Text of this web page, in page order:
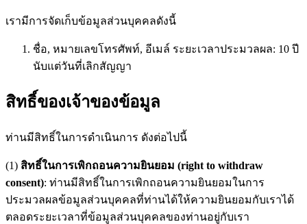
เรามีการจัดเก็บข้อมูลส่วนบุคคลดังนี้
ชื่อ, หมายเลขโทรศัพท์, อีเมล์ ระยะเวลาประมวลผล: 10 ปี
นับแต่วันที่เลิกสัญญา
สิทธิ์ของเจ้าของข้อมูล
ท่านมีสิทธิ์ในการดำเนินการ ดังต่อไปนี้
(1) สิทธิ์ในการเพิกถอนความยินยอม (right to withdraw
consent): ท่านมีสิทธิ์ในการเพิกถอนความยินยอมในการ
ประมวลผลข้อมูลส่วนบุคคลที่ท่านได้ให้ความยินยอมกับเราได้
ตลอดระยะเวลาที่ข้อมูลส่วนบุคคลของท่านอยู่กับเรา